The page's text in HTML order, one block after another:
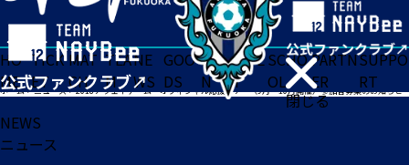
閉じる
HO
ME
TICK
ET
MAT
CH
TEA
M
NE
WS
GOO
DS
FA
N
ACADE
MY
SCHO
OL
PARTN
ER
SUPPO
RT
ホーム>ニュース>2018アウェイゲーム・オフィシャル応援ツアー（9月・10月開催）参加者募集のお知らせ
NEWS
ニュース